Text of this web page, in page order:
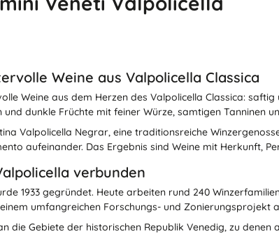
Weine aus Valpolicella Classica
Weine aus dem Herzen des Valpolicella Classica:
und dunkle Früchte mit feiner Würze, samtigen Tanninen
Valpolicella Negrar, eine traditionsreiche
aufeinander. Das Ergebnis sind Weine mit Herkunft,
verbunden
1933 gegründet. Heute arbeiten rund 240
umfangreichen Forschungs- und Zonierungsprojekt
die Gebiete der historischen Republik Venedig, zu